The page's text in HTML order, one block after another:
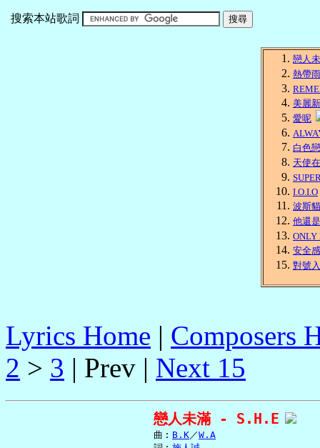
搜索本站歌詞
戀人
熱帶
美麗
愛呢
白色
天使
I.O.I.O
波斯貓
他還
ONLY
安全感
對號
Lyrics Home | Composers
2 > 3 | Prev | Next 15
戀人未滿 - S.H.E
     曲︰
B.K／W.A